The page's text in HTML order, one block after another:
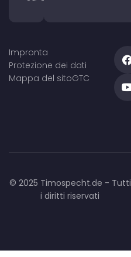
Impronta
Protezione dei dati
Mappa del sitoGTC
© 2025 Timospecht.de - Tutti
i diritti riservati